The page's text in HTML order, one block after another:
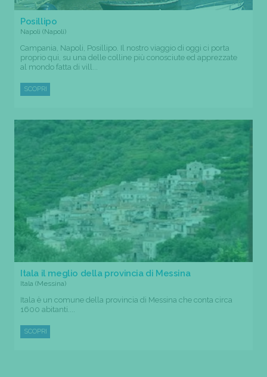
Posillipo
Napoli (Napoli)
Campania, Napoli, Posillipo. Il nostro viaggio di oggi ci porta
proprio qui, su una delle colline più conosciute ed apprezzate
al mondo fatta di vill...
SCOPRI
Itala il meglio della provincia di Messina
Itala (Messina)
Itala è un comune della provincia di Messina che conta circa
1600 abitanti....
SCOPRI